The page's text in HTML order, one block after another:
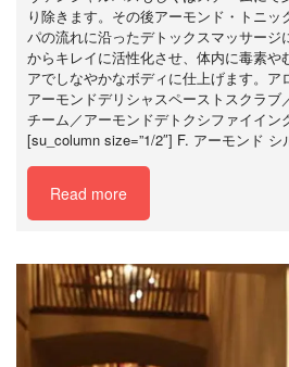
り除きます。その後アーモンド・トニッ
パの流れに沿ったデトックスマッサージ
からキレイに活性化させ、体内に毒素や
アでしなやかなボディに仕上げます。ア
アーモンドデリシャスペーストスクラブ
チーム／アーモンドデトクシファイイン
[su_column size=”1/2″] F. アーモンド
Read more